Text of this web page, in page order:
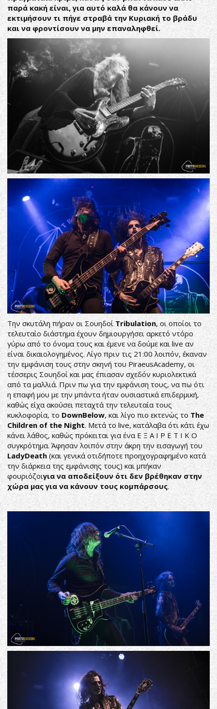
παρά κακή είναι, για αυτό καλά θα κάνουν να
εκτιμήσουν τι πήγε στραβά την Κυριακή το βράδυ
και να φροντίσουν να μην επαναληφθεί.
Την σκυτάλη πήραν οι ΣουηδοίTribulation, οι οποίοι το
τελευταίο διάστημα έχουν δημιουργήσει αρκετό ντόρο
γύρω από το όνομα τους και έμενε να δούμε και live αν
είναι δικαιολογημένος. Λίγο πριν τις 21:00 λοιπόν, έκαναν
την εμφάνιση τους στην σκηνή του PiraeusAcademy, οι
τέσσερις Σουηδοί και μας έπιασαν σχεδόν κυριολεκτικά
από τα μαλλιά. Πριν πω για την εμφάνιση τους, να πω ότι
η επαφή μου με την μπάντα ήταν ουσιαστικά επιδερμική,
καθώς είχα ακούσει πεταχτά την τελευταία τους
κυκλοφορία, το DownBelow, και λίγο πιο εκτενώς τοThe
Childrenofthe Night. Μετά το live, κατάλαβα ότι κάτι έχω
κάνει λάθος, καθώς πρόκειται για ένα Ε Ξ Α Ι Ρ Ε Τ Ι Κ Ο
συγκρότημα. Άφησαν λοιπόν στην άκρη την εισαγωγή του
LadyDeath (και γενικά οτιδήποτε προηχογραφημένο κατά
την διάρκεια της εμφάνισης τους) και μπήκαν
φουριόζοιγια να αποδείξουν ότι δεν βρέθηκαν στην
χώρα μας για να κάνουν τους κομπάρσους.